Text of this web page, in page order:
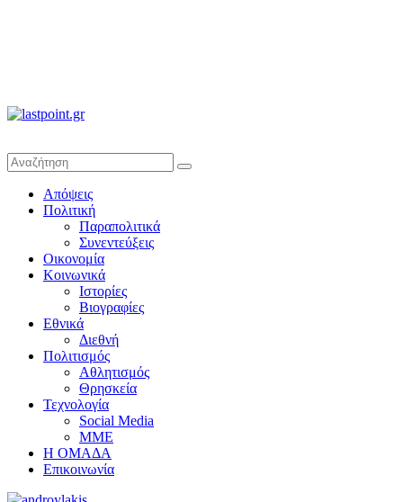
άποψη
μέχρι
Απόψεις
Πολιτική
Παραπολιτικά
Συνεντεύξεις
Οικονομία
Κοινωνικά
Ιστορίες
Βιογραφίες
Εθνικά
Διεθνή
Πολιτισμός
Αθλητισμός
Θρησκεία
Τεχνολογία
Social Media
ΜΜΕ
Η ΟΜΑΔΑ
Επικοινωνία